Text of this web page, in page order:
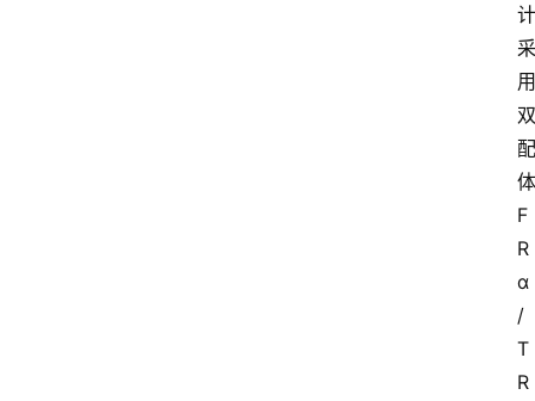
计
采
用
双
配
体
F
R
α
/
T
R